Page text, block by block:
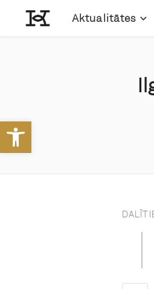
Open toolbar
Aktualitātes